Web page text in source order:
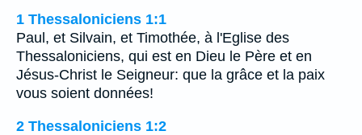
1 Thessaloniciens 1:1
Paul, et Silvain, et Timothée, à l'Eglise des
Thessaloniciens, qui est en Dieu le Père et en
Jésus-Christ le Seigneur: que la grâce et la paix
vous soient données!
2 Thessaloniciens 1:2